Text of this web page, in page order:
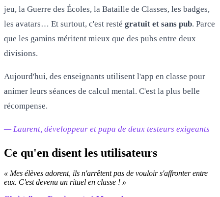
jeu, la Guerre des Écoles, la Bataille de Classes, les badges,
les avatars… Et surtout, c'est resté gratuit et sans pub. Parce
que les gamins méritent mieux que des pubs entre deux
divisions.
Aujourd'hui, des enseignants utilisent l'app en classe pour
animer leurs séances de calcul mental. C'est la plus belle
récompense.
— Laurent, développeur et papa de deux testeurs exigeants
Ce qu'en disent les utilisateurs
« Mes élèves adorent, ils n'arrêtent pas de vouloir s'affronter entre
eux. C'est devenu un rituel en classe ! »